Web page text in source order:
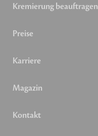
Kremierung beauftragen
Preise
Karriere
Magazin
Kontakt